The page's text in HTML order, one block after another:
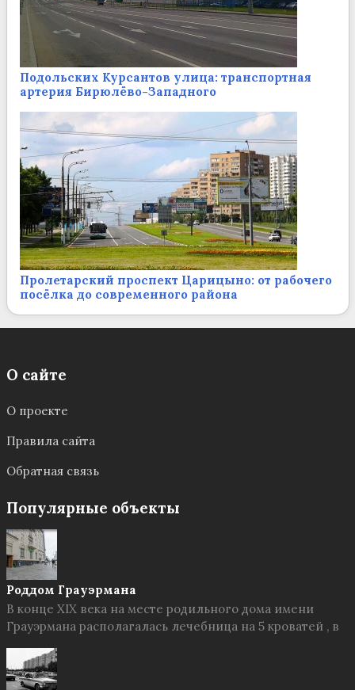
Подольских Курсантов улица: транспортная
артерия Бирюлёво-Западного
Пролетарский проспект Царицыно: от рабочего
посёлка до современного района
О сайте
О проекте
Правила сайта
Обратная связь
Популярные объекты
Роддом Грауэрмана
В конце XIX века на месте родильного дома имени
Грауэрмана располагалась лечебница на 5 кроватей , в